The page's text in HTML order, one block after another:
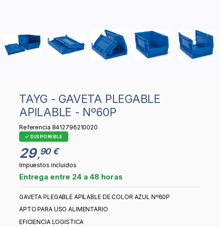
TAYG - GAVETA PLEGABLE
APILABLE - Nº60P
Referencia 8412796210020
DISPONIBLE
29,90 €
Impuestos incluidos
Entrega entre 24 a 48 horas
GAVETA PLEGABLE APILABLE DE COLOR AZUL Nº60P
APTO PARA USO ALIMENTARIO
EFICIENCIA LOGISTICA